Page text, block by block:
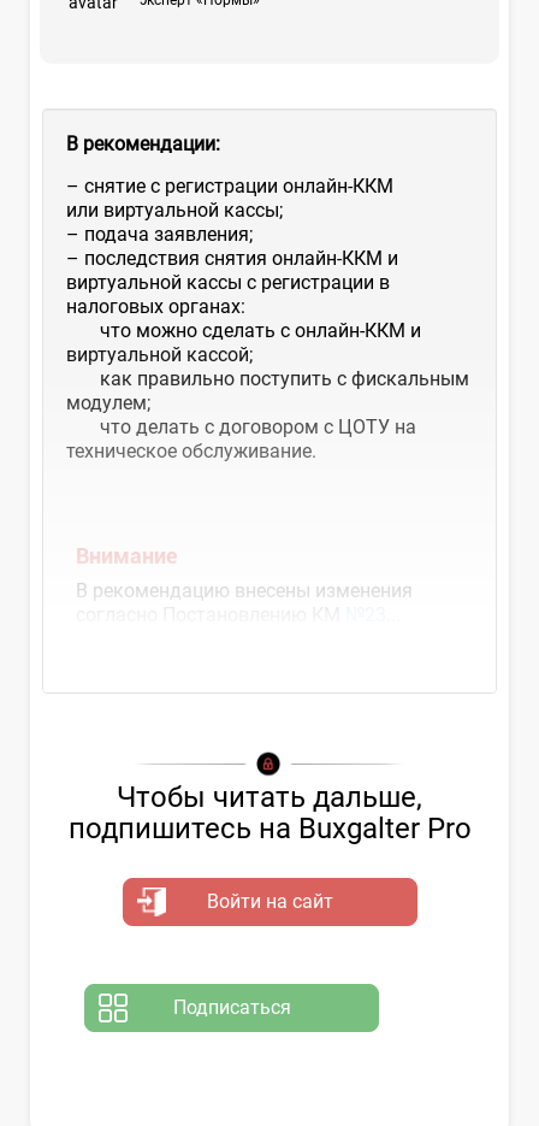
В рекомендации:
– снятие с регистрации онлайн-ККМ
или виртуальной кассы;
– подача заявления;
– последствия снятия онлайн-ККМ и
виртуальной кассы с регистрации в
налоговых органах:
что можно сделать с онлайн-ККМ и
виртуальной кассой;
как правильно поступить с фискальным
модулем;
что делать с договором с ЦОТУ на
техническое обслуживание.
Внимание
В рекомендацию внесены изменения
Чтобы читать дальше,
подпишитесь на Buxgalter Pro
Войти на сайт
Подписаться